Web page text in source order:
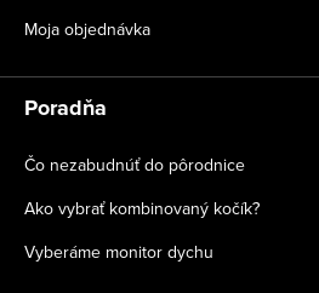
Moja objednávka
Poradňa
Čo nezabudnúť do pôrodnice
Ako vybrať kombinovaný kočík?
Vyberáme monitor dychu